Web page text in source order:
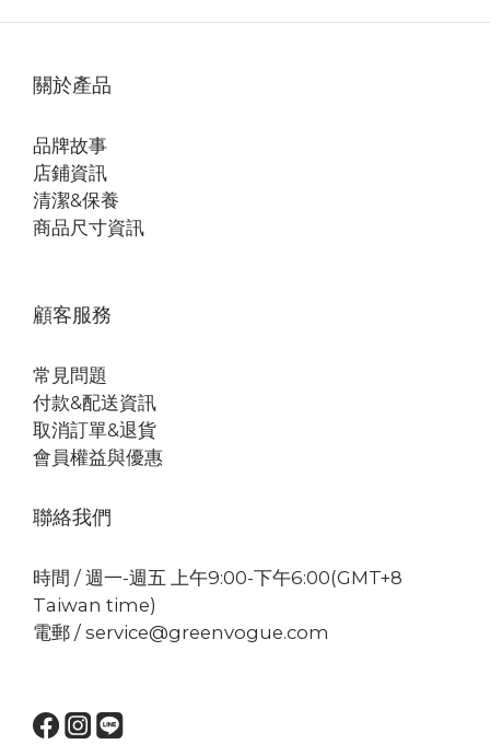
關於產品
品牌故事
店鋪資訊
清潔&保養
商品尺寸資訊
顧客服務
常見問題
付款&配送資訊
取消訂單&退貨
會員權益與優惠
聯絡我們
時間 / 週一-週五 上午9:00-下午6:00(GMT+8
Taiwan time)
電郵 / service@greenvogue.com